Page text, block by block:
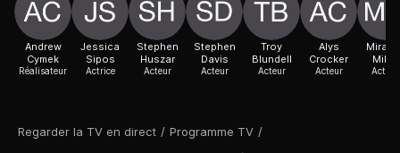
Regarder la TV en direct / Programme TV /
Andrew
Cymek
Réalisateur
Jessica
Sipos
Actrice
Stephen
Huszar
Acteur
Stephen
Davis
Acteur
Troy
Blundell
Acteur
Alys
Crocker
Acteur
Millar
Actrice